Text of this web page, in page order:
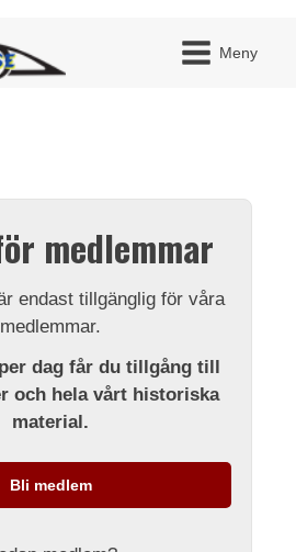
Meny
medlemmar
endast tillgänglig för våra
medlemmar.
dag får du tillgång till
och hela vårt historiska
material.
Bli medlem